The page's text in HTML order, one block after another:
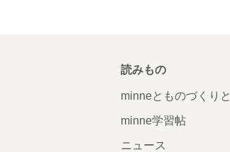
読みもの
minneとものづくりと
minne学習帖
ニュース